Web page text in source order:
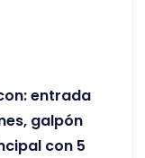
entrada
galpón
con 5